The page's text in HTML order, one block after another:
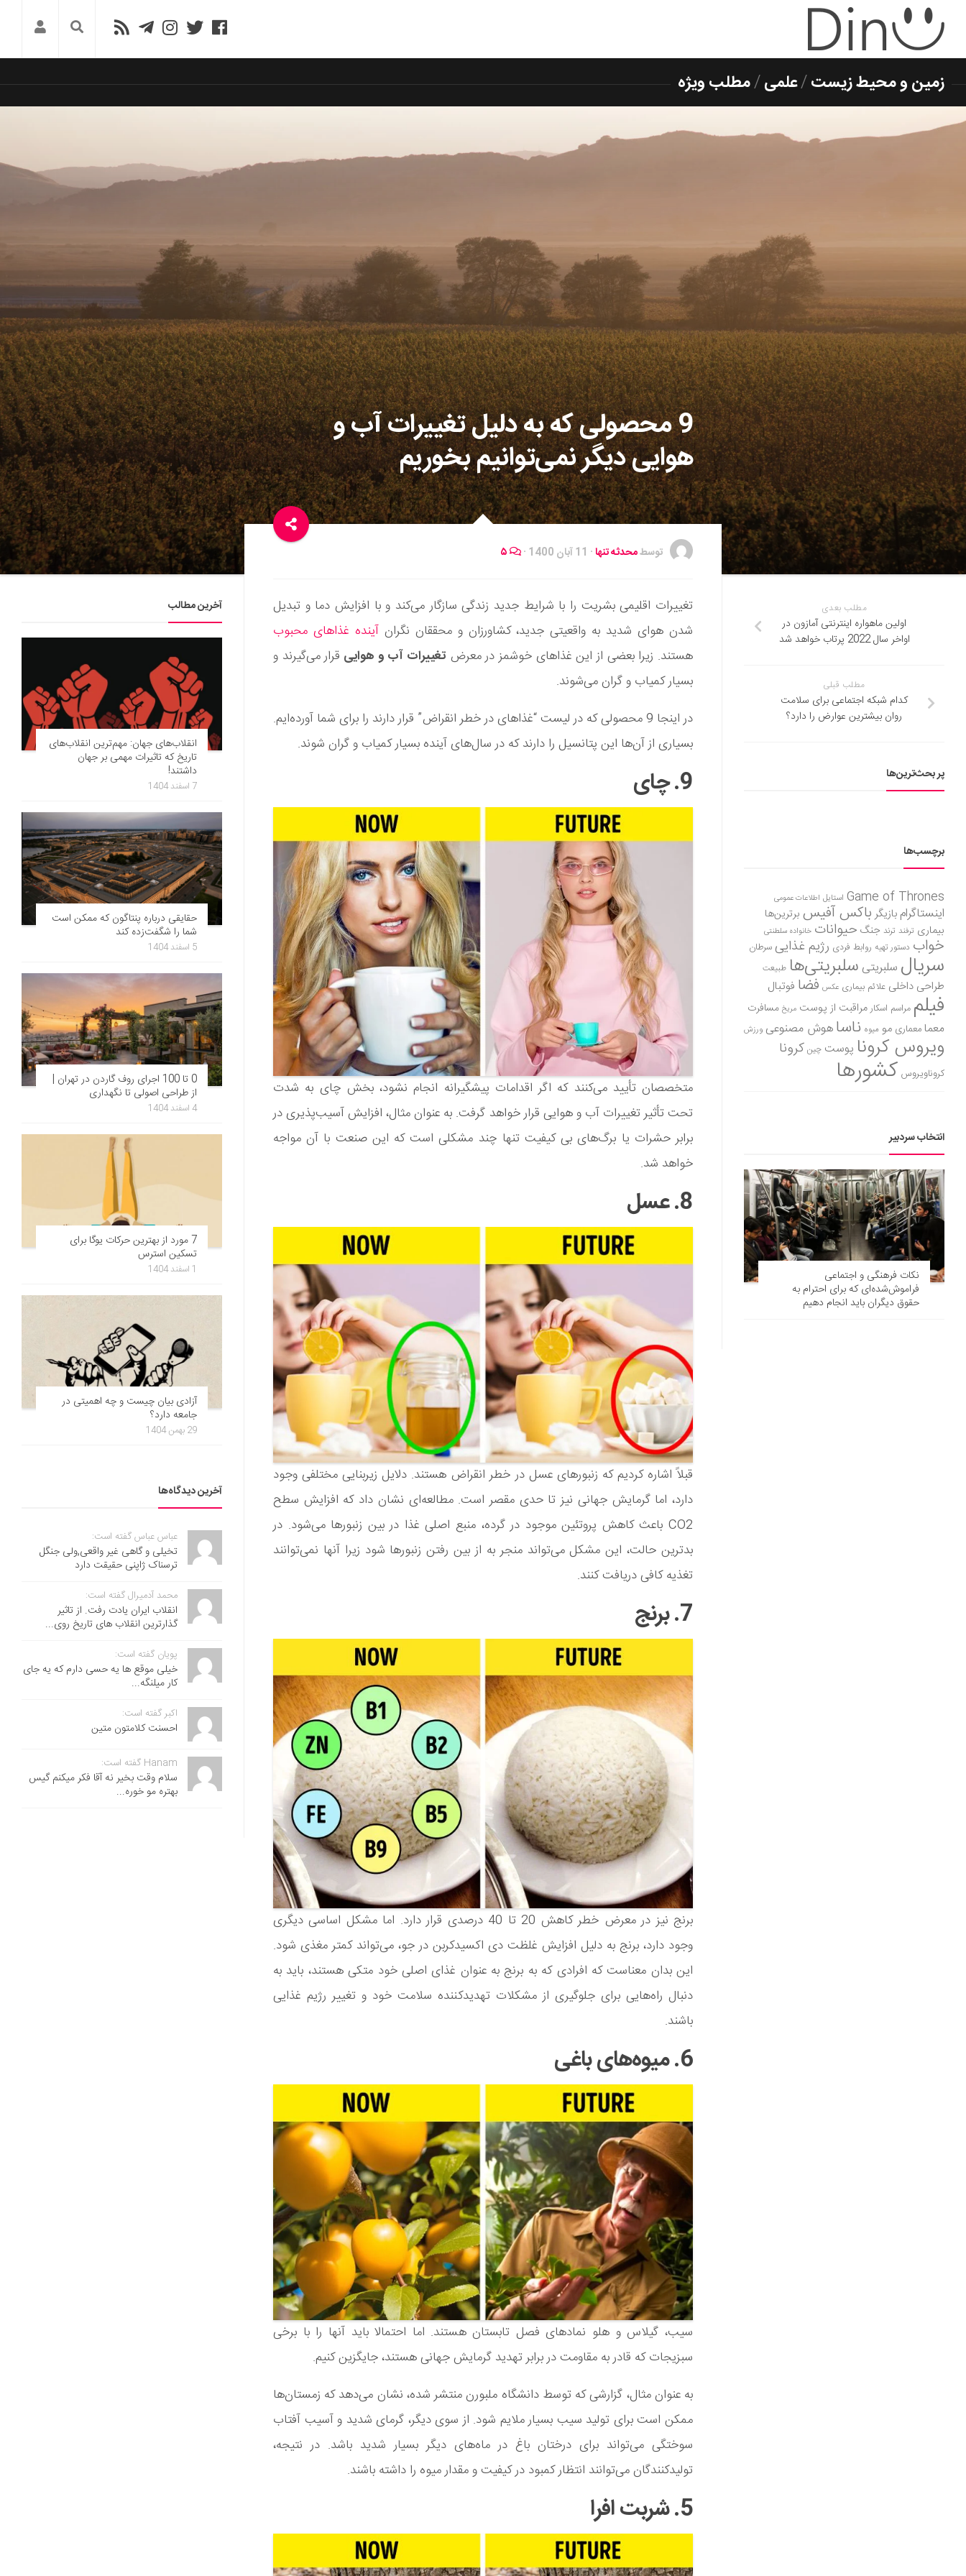
زمین و محیط زیست/علمی/مطلب ویژه
9 محصولی که به دلیل تغییرات آب و
هوایی دیگر نمی‌توانیم بخوریم
توسطمحدثه تنها· 11 آبان 1400 ·
تغییرات اقلیمی بشریت را با شرایط جدید زندگی سازگار می‌کند و با افزایش دما و تبدیل
شدن هوای شدید به واقعیتی جدید، کشاورزان و محققان نگرانآینده غذاهای محبوب
هستند. زیرا بعضی از این غذا‌های خوشمز در معرض تغییرات آب و هوایی قرار می‌گیرند و
بسیار کمیاب و گران می‌شوند.
در اینجا 9 محصولی که در لیست “غذاهای در خطر انقراض” قرار دارند را برای شما آورده‌ایم.
بسیاری از آن‌ها این پتانسیل را دارند که در سال‌های آینده بسیار کمیاب و گران شوند.
9. چای
متخصصان تأیید می‌کنند که اگر اقدامات پیشگیرانه انجام نشود، بخش چای به شدت
تحت تأثیر تغییرات آب و هوایی قرار خواهد گرفت. به عنوان مثال، افزایش آسیب‌پذیری در
برابر حشرات یا برگ‌های بی کیفیت تنها چند مشکلی است که این صنعت با آن مواجه
خواهد شد.
8. عسل
قبلاً اشاره کردیم که زنبور‌های عسل در خطر انقراض هستند. دلایل زیربنایی مختلفی وجود
دارد، اما گرمایش جهانی نیز تا حدی مقصر است. مطالعه‌ای نشان داد که افزایش سطح
CO2 باعث کاهش پروتئین موجود در گرده، منبع اصلی غذا در بین زنبورها می‌شود. در
بدترین حالت، این مشکل می‌تواند منجر به از بین رفتن زنبور‌ها شود زیرا آنها نمی‌توانند
تغذیه کافی دریافت کنند.
7. برنج
برنج نیز در معرض خطر کاهش 20 تا 40 درصدی قرار دارد. اما مشکل اساسی دیگری
وجود دارد، برنج به دلیل افزایش غلظت دی اکسید‌کربن در جو، می‌تواند کمتر مغذی شود.
این بدان معناست که افرادی که به برنج به عنوان غذای اصلی خود متکی هستند، باید به
دنبال راه‌هایی برای جلوگیری از مشکلات تهدید‌کننده سلامت خود و تغییر رژیم غذایی
باشند.
6. میوه‌های باغی
سیب، گیلاس و هلو نمادهای فصل تابستان هستند. اما احتمالا باید آنها را با برخی
سبزیجات که قادر به مقاومت در برابر تهدید گرمایش جهانی هستند، جایگزین کنیم.
به عنوان مثال، گزارشی که توسط دانشگاه ملبورن منتشر شده، نشان می‌دهد که زمستان‌ها
ممکن است برای تولید سیب بسیار ملایم شود. از سوی دیگر، گرمای شدید و آسیب آفتاب
سوختگی می‌تواند برای درختان باغ در ماه‌های دیگر بسیار شدید باشد. در نتیجه،
تولیدکنندگان می‌توانند انتظار کمبود در کیفیت و مقدار میوه را داشته باشند.
5. شربت افرا
مطلب بعدی
اولین ماهواره اینترنتی آمازون در
اواخر سال 2022 پرتاب خواهد شد
مطلب قبلی
کدام شبکه اجتماعی برای سلامت
روان بیشترین عوارض را دارد؟
پر بحث‌ترین‌ها
برچسب‌ها
Game of Thrones استایل اطلاعات عمومی
اینستاگرام بازیگر باکس آفیس برترین‌ها
بیماری ترفند ترند جنگ حیوانات خانواده سلطنتی
خواب دستور تهیه روابط فردی رژیم غذاییسرطان
سریال سلبریتی سلبریتی‌ها طبیعت
طراحی داخلی علائم بیماری عکس فضا فوتبال
فیلم مراسم اسکارمراقبت از پوست مریخ مسافرت
معمامعماری مو میوه ناساهوش مصنوعی ورزش
ویروس کرونا پوست چین کرونا
کروناویروس کشورها
انتخاب سردبیر
نکات فرهنگی و اجتماعی
فراموش‌شده‌ای که برای احترام به
حقوق دیگران باید انجام دهیم
آخرین مطالب
انقلاب‌های جهان: مهم‌ترین انقلاب‌های
تاریخ که تاثیرات مهمی بر جهان
داشتند!
7 اسفند 1404
حقایقی درباره پنتاگون که ممکن است
شما را شگفت‌زده کند
5 اسفند 1404
0 تا 100 اجرای روف گاردن در تهران |
از طراحی اصولی تا نگهداری
4 اسفند 1404
7 مورد از بهترین حرکات یوگا برای
تسکین استرس
1 اسفند 1404
آزادی بیان چیست و چه اهمیتی در
جامعه دارد؟
29 بهمن 1404
آخرین دیدگاه‌ها
عباس عباس گفته است:
تخیلی و گاهی غیر واقعی,ولی جنگل
ترسناک ژاپنی حقیقت دارد
محمد آدمیرال گفته است:
انقلاب ایران یادت رفت. از تاثیر
گذارترین انقلاب های تاریخ روی...
پویان گفته است:
خیلی موقع ها یه حسی دارم که یه جای
کار میلنگه...
اکبر گفته است:
احسنت ‌کلامتون متین
Hanam گفته است:
سلام وقت بخیر نه آقا فکر میکنم گیس
بهتره مو خوره...